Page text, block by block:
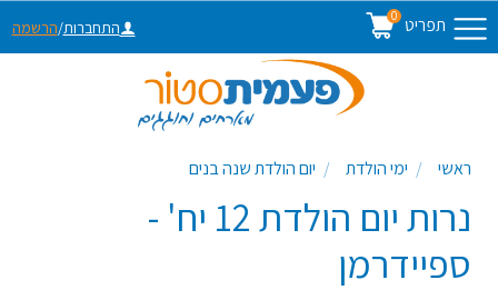
תפריט 0
התחברות/הרשמה
ראשי ימי הולדת יום הולדת שנה בנים
נרות יום הולדת 12 יח' -
ספיידרמן